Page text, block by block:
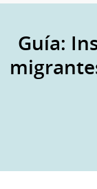
navegación
Guía: